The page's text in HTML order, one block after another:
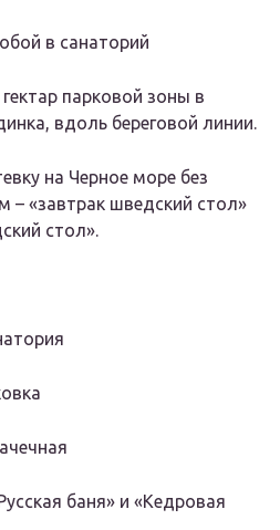
в санаторий
парковой зоны в
вдоль береговой линии.
на Черное море без
– «завтрак шведский стол»
стол».
баня» и «Кедровая